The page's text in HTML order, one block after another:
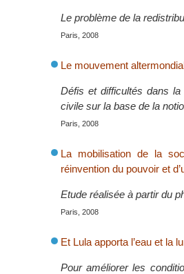
Le problème de la
Paris, 2008
Le mouvement
Défis et difficultés dans
civile sur la base de la
Paris, 2008
La mobilisation de la
réinvention du pouvoir et
Etude réalisée à partir du
Paris, 2008
Et Lula apporta l’eau et la
Pour améliorer les